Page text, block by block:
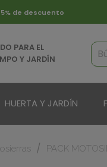
de descuento
PARA EL
Y JARDÍN
HUERTA Y JARDÍN
PACK